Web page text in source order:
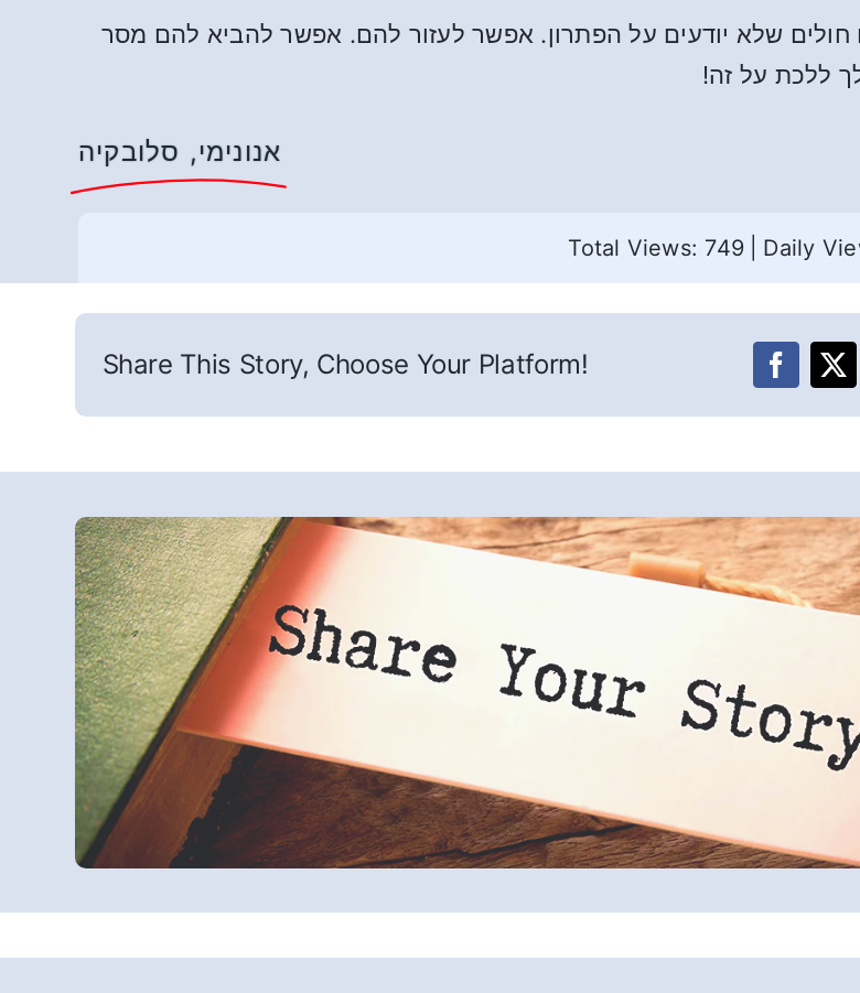
שלא יודעים על הפתרון. אפשר לעזור להם. אפשר להביא להם מסר
ללכת על זה!
אנונימי, סלובקיה
Total Views: 749 Daily
Share This Story, Choose Your Platform!